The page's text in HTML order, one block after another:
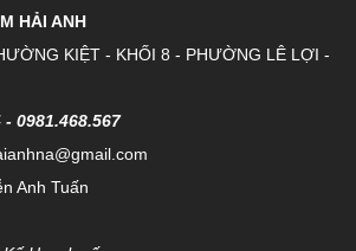
HẢI ANH
KIỆT - KHỐI 8 - PHƯỜNG LÊ LỢI -
- 0981.468.567
Anh Tuấn